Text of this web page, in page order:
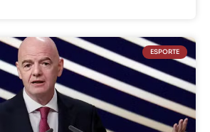
ESPORTE